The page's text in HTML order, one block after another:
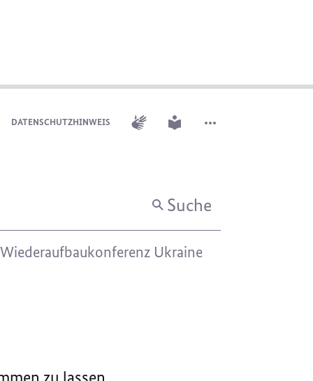
DATENSCHUTZHINWEIS GEBÄRDENSPRACHE
LEICHTE SPRACHE
Suche
Wiederaufbaukonferenz Ukraine
zu lassen.